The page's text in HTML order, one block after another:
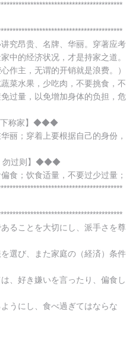
究昂贵、名牌、华丽。穿著应考
中的经济状况，才是持家之道。
作主，无谓的开销就是浪费。）
菜水果，少吃肉，不要挑食，不
过量，以免增加身体的负担，危
下称家】◆◆◆
丽；穿着上要根据自己的身份，
勿过则】◆◆◆
食；饮食适量，不要过少过量；
ることを大切にし、派手さを尊
選び、また家庭の（経済）条件
、好き嫌いを言ったり、偏食し
うにし、食べ過ぎてはならな